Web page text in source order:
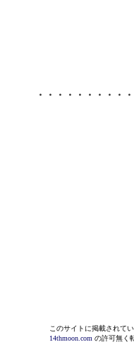
・・・・・・・・・
このサイトに掲載されて
14thmoon.com の許可無く